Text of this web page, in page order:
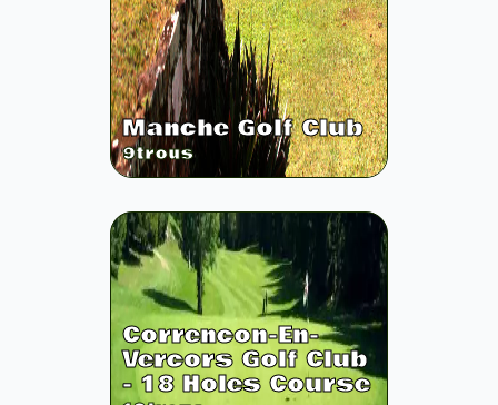
Manche Golf Club
9trous
Correncon-En-
Vercors Golf Club
- 18 Holes Course